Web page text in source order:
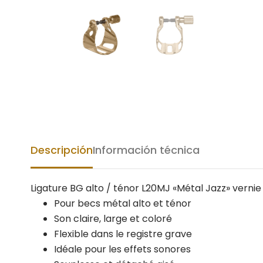
DescripciónInformación técnica
Ligature BG alto / ténor L20MJ «Métal Jazz»
Pour becs métal alto et ténor
Son claire, large et coloré
Flexible dans le registre grave
Idéale pour les effets sonores